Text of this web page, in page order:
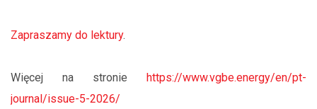
Zapraszamy do lektury.
Więcej na stronie https://www.vgbe.energy/en/pt-
journal/issue-5-2026/